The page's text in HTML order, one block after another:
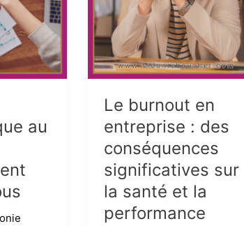
au
Le burnout en
entreprise : des
conséquences
significatives sur
la santé et la
performance